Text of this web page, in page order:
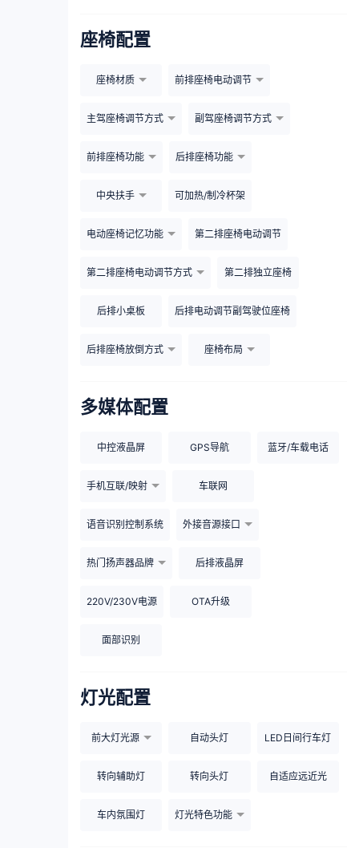
座椅配置
座椅材质 前排座椅电动调节
主驾座椅调节方式 副驾座椅调节方式
前排座椅功能 后排座椅功能
中央扶手 可加热/制冷杯架
电动座椅记忆功能 第二排座椅电动调节
第二排座椅电动调节方式 第二排独立座椅
后排小桌板 后排电动调节副驾驶位座椅
后排座椅放倒方式 座椅布局
多媒体配置
中控液晶屏 GPS导航 蓝牙/车载电话
手机互联/映射 车联网
语音识别控制系统 外接音源接口
热门扬声器品牌 后排液晶屏
220V/230V电源 OTA升级
面部识别
灯光配置
前大灯光源 自动头灯 LED日间行车灯
转向辅助灯 转向头灯 自适应远近光
车内氛围灯 灯光特色功能